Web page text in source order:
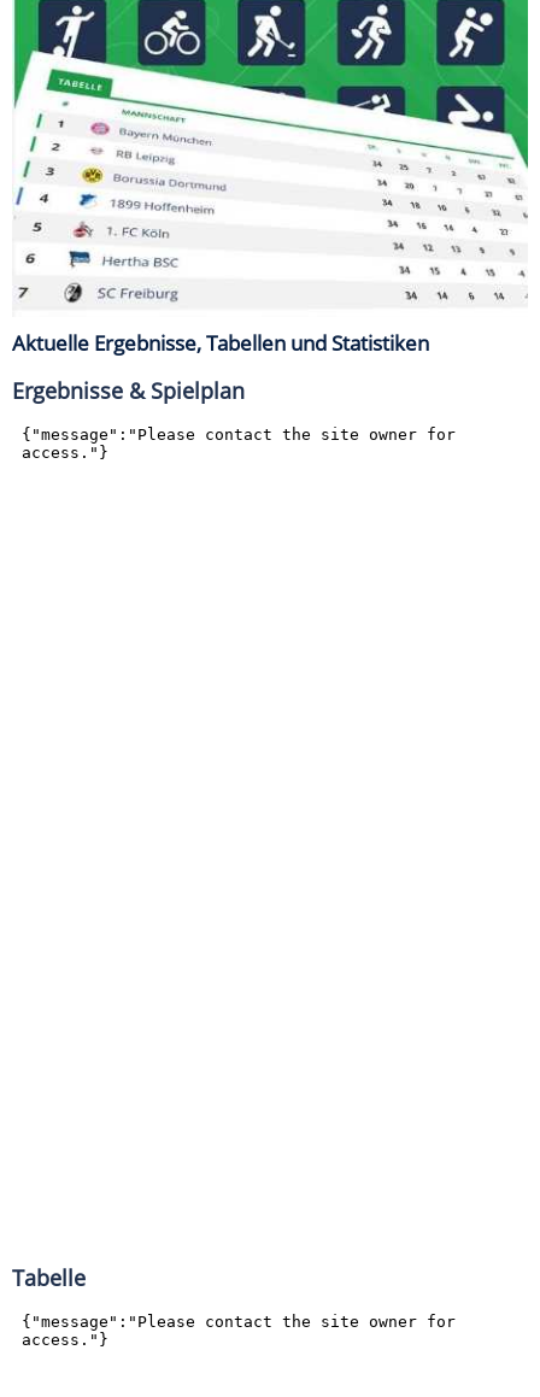
Aktuelle Ergebnisse, Tabellen und Statistiken
Ergebnisse & Spielplan
Tabelle